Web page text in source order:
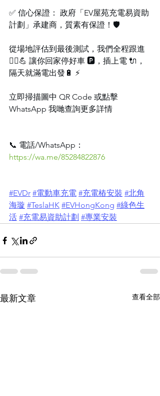
✅ 信心保證： 政府「EV屋苑充電易資助
計劃」承建商，質素有保證！🛡️
從場地評估到最後測試，我們全程跟進
👷‍♂️💪 讓你回家停好車 🅿️，插上電 🔌，
隔天就滿電出發🔋 ⚡️
立即掃描圖中 QR Code 或點擊
WhatsApp 我哋查詢更多詳情
📞 電話/WhatsApp：
https://wa.me/85284822876
#EVDr #電動車充電 #充電樁安裝 #北角
海璇 #TeslaHK #EVHongKong #綠色生
活 #充電易資助計劃 #專業安裝
最新文章 查看全部